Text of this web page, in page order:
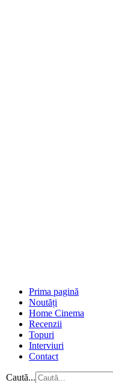
Prima pagină
Noutăți
Home Cinema
Recenzii
Topuri
Interviuri
Contact
Caută...